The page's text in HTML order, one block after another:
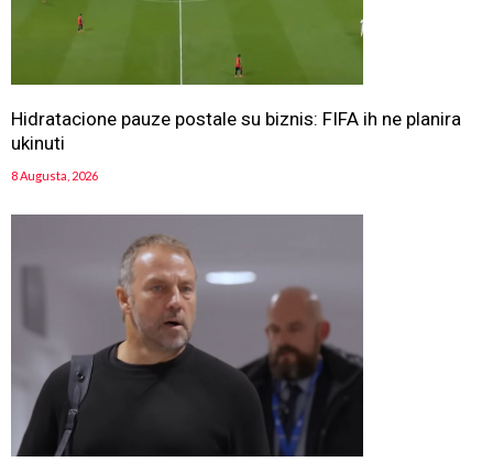
Hidratacione pauze postale su biznis: FIFA ih ne planira
ukinuti
8 Augusta, 2026